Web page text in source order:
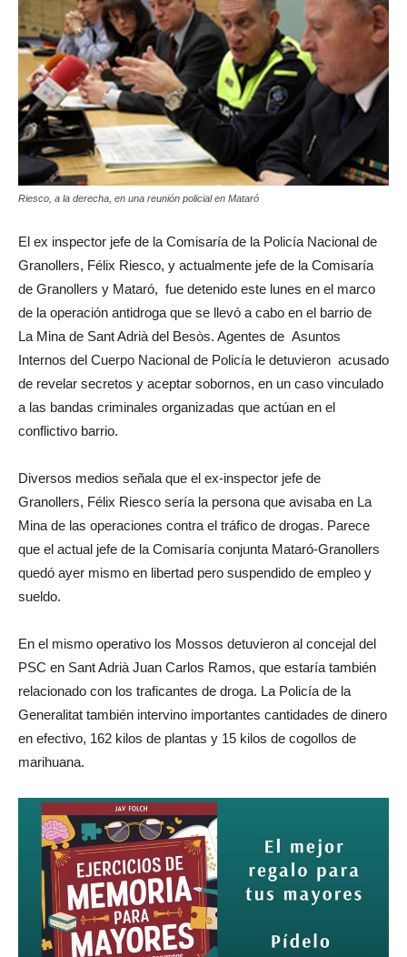
Riesco, a la derecha, en una reunión policial en Mataró
El ex inspector jefe de la Comisaría de la Policía Nacional de
Granollers, Félix Riesco, y actualmente jefe de la Comisaría
de Granollers y Mataró, fue detenido este lunes en el marco
de la operación antidroga que se llevó a cabo en el barrio de
La Mina de Sant Adrià del Besòs. Agentes de Asuntos
Internos del Cuerpo Nacional de Policía le detuvieron acusado
de revelar secretos y aceptar sobornos, en un caso vinculado
a las bandas criminales organizadas que actúan en el
conflictivo barrio.
Diversos medios señala que el ex-inspector jefe de
Granollers, Félix Riesco sería la persona que avisaba en La
Mina de las operaciones contra el tráfico de drogas. Parece
que el actual jefe de la Comisaría conjunta Mataró-Granollers
quedó ayer mismo en libertad pero suspendido de empleo y
sueldo.
En el mismo operativo los Mossos detuvieron al concejal del
PSC en Sant Adrià Juan Carlos Ramos, que estaría también
relacionado con los traficantes de droga. La Policía de la
Generalitat también intervino importantes cantidades de dinero
en efectivo, 162 kilos de plantas y 15 kilos de cogollos de
marihuana.